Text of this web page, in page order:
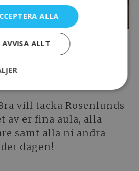
och medforskare
om vikten av
kunskap och hur man kan ta
vill tacka Rosenlunds
av er fina aula, alla
samt alla ni andra
dagen!
ALLA
AVVISA ALLT